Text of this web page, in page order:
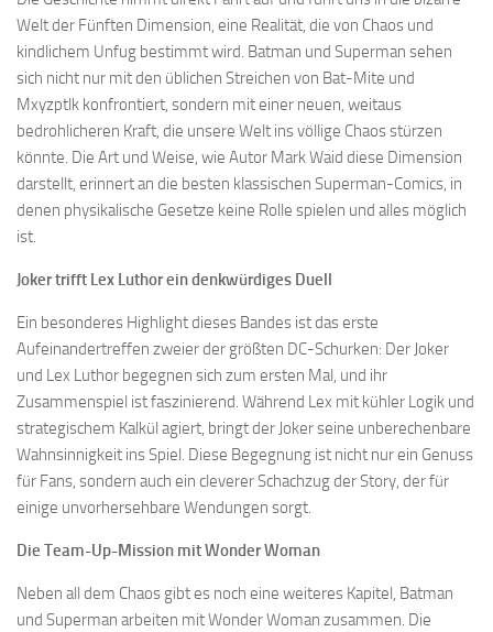
Welt der Fünften Dimension, eine Realität, die von Chaos und
kindlichem Unfug bestimmt wird. Batman und Superman sehen
sich nicht nur mit den üblichen Streichen von Bat-Mite und
Mxyzptlk konfrontiert, sondern mit einer neuen, weitaus
bedrohlicheren Kraft, die unsere Welt ins völlige Chaos stürzen
könnte. Die Art und Weise, wie Autor Mark Waid diese Dimension
darstellt, erinnert an die besten klassischen Superman-Comics, in
denen physikalische Gesetze keine Rolle spielen und alles möglich
ist.
Joker trifft Lex Luthor ein denkwürdiges Duell
Ein besonderes Highlight dieses Bandes ist das erste
Aufeinandertreffen zweier der größten DC-Schurken: Der Joker
und Lex Luthor begegnen sich zum ersten Mal, und ihr
Zusammenspiel ist faszinierend. Während Lex mit kühler Logik und
strategischem Kalkül agiert, bringt der Joker seine unberechenbare
Wahnsinnigkeit ins Spiel. Diese Begegnung ist nicht nur ein Genuss
für Fans, sondern auch ein cleverer Schachzug der Story, der für
einige unvorhersehbare Wendungen sorgt.
Die Team-Up-Mission mit Wonder Woman
Neben all dem Chaos gibt es noch eine weiteres Kapitel, Batman
und Superman arbeiten mit Wonder Woman zusammen. Die